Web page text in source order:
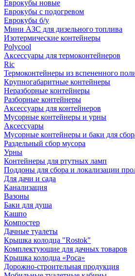
Еврокубы новые
Еврокубы с подогревом
Еврокубы б/у
Мини АЗС для дизельного топлива
Изотермические контейнеры
Polycool
Аксессуары для термоконтейнеров
Ric
Термоконтейнеры из вспененного
Крупногабаритные контейнеры
Неразборные контейнеры
Разборные контейнеры
Аксессуары для контейнеров
Мусорные контейнеры и урны
Аксессуары
Мусорные контейнеры и баки для
Раздельный сбор мусора
Урны
Контейнеры для ртутных ламп
Поддоны для сбора и локализации
Для дачи и сада
Канализация
Вазоны
Баки для душа
Кашпо
Компостер
Дачные туалеты
Крышка колодца "Rostok"
Комплектующие для дачных товаров
Крышка колодца «Роса»
Дорожно-строительная продукция